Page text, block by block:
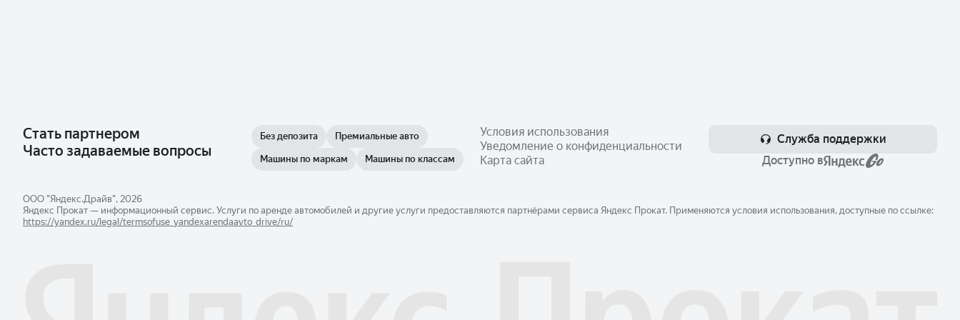
Стать партнером
Часто задаваемые вопросы
Без депозита Премиальные авто
Машины по маркам Машины по классам
Условия использования
Уведомление о конфиденциальности
Карта сайта
Служба поддержки
Доступно в
ООО "Яндекс.Драйв", 2026
Яндекс Прокат — информационный сервис. Услуги по аренде автомобилей и другие услуги предоставляются партнёрами сервиса Яндекс Прокат. Применяются условия использования, доступные по ссылке:
https://yandex.ru/legal/​termsofuse_yandexarendaavto_drive/ru/